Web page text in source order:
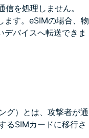
を処理しません。
ます。eSIMの場合、物
バイスへ転送できま
グ）とは、攻撃者が通
るSIMカードに移行さ